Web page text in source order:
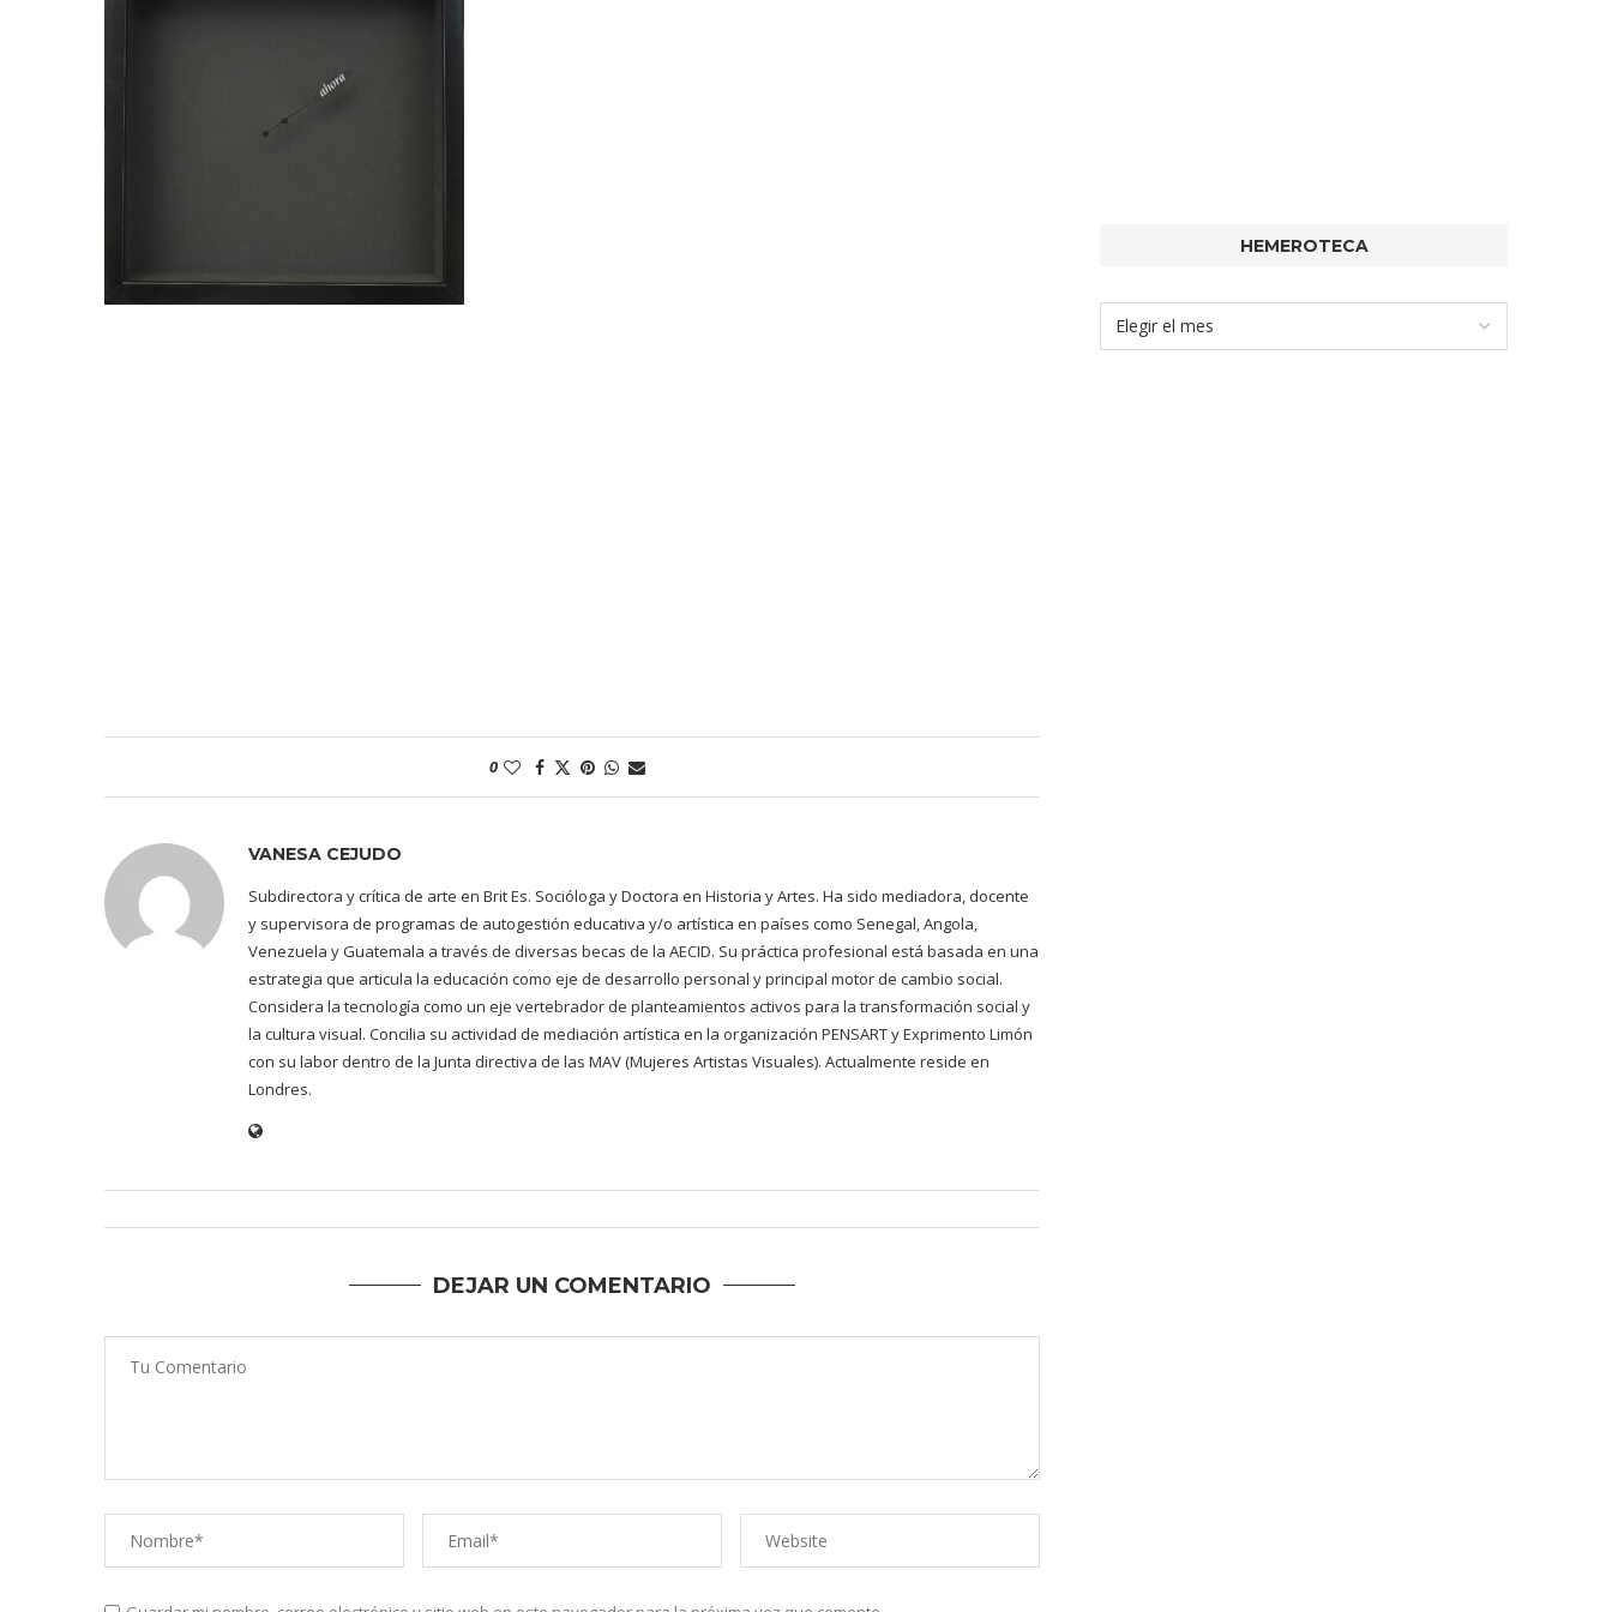
0
VANESA CEJUDO
Subdirectora y crítica de arte en Brit Es. Socióloga y Doctora en Historia y Artes. Ha sido mediadora, docente
y supervisora de programas de autogestión educativa y/o artística en países como Senegal, Angola,
Venezuela y Guatemala a través de diversas becas de la AECID. Su práctica profesional está basada en una
estrategia que articula la educación como eje de desarrollo personal y principal motor de cambio social.
Considera la tecnología como un eje vertebrador de planteamientos activos para la transformación social y
la cultura visual. Concilia su actividad de mediación artística en la organización PENSART y Exprimento Limón
con su labor dentro de la Junta directiva de las MAV (Mujeres Artistas Visuales). Actualmente reside en
Londres.
DEJAR UN COMENTARIO
HEMEROTECA